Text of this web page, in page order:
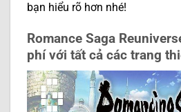
bạn hiểu rõ hơn nhé!
Romance Saga
phí với tất cả các trang